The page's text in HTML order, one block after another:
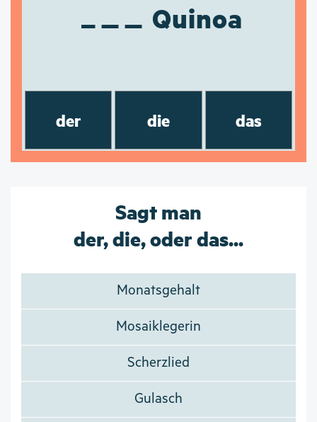
Quinoa
der die das
Sagt man
der, die, oder das...
Monatsgehalt
Mosaiklegerin
Scherzlied
Gulasch